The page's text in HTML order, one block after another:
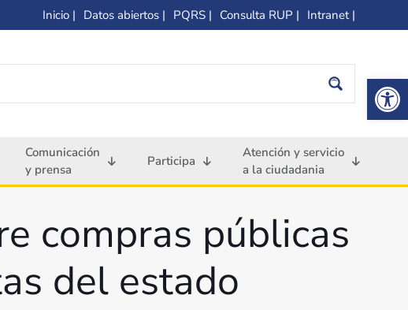
Inicio | Datos abiertos | PQRS | Consulta RUP | Intranet |
Comunicación
y prensa
Participa
Atención y servicio
a la ciudadania
compras públicas
del estado